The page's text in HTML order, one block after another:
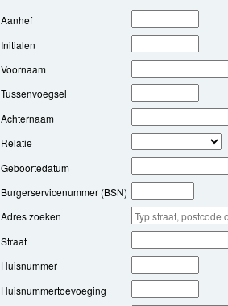
Aanhef
Initialen
Voornaam
Tussenvoegsel
Achternaam
Relatie
Geboortedatum
Burgerservicenummer (BSN)
Adres zoeken
Straat
Huisnummer
Huisnummertoevoeging